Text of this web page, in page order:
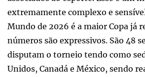
extremamente complexo e
Mundo de 2026 é a maior Copa já
números são expressivos. São 48
disputam o torneio tendo como
Unidos, Canadá e México, sendo